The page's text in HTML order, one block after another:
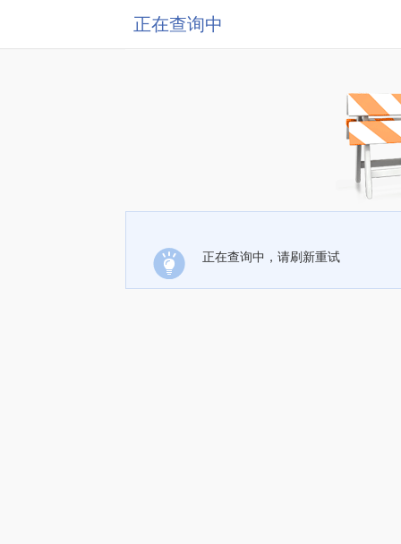
正在查询中
正在查询中，请刷新重试